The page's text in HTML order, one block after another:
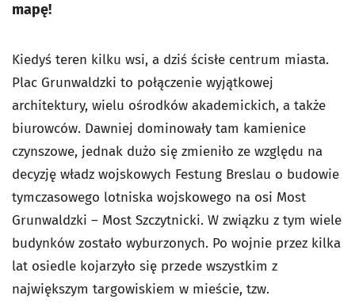
mapę!
Kiedyś teren kilku wsi, a dziś ścisłe centrum miasta.
Plac Grunwaldzki to połączenie wyjątkowej
architektury, wielu ośrodków akademickich, a także
biurowców. Dawniej dominowały tam kamienice
czynszowe, jednak dużo się zmieniło ze względu na
decyzję władz wojskowych Festung Breslau o budowie
tymczasowego lotniska wojskowego na osi Most
Grunwaldzki – Most Szczytnicki. W związku z tym wiele
budynków zostało wyburzonych. Po wojnie przez kilka
lat osiedle kojarzyło się przede wszystkim z
największym targowiskiem w mieście, tzw.